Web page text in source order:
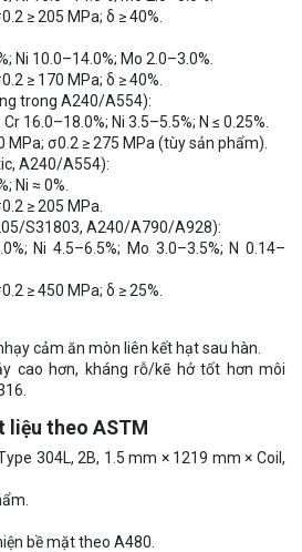
≥ 205 MPa; δ ≥ 40%.
Ni 10.0–14.0%; Mo 2.0–3.0%.
≥ 170 MPa; δ ≥ 40%.
trong A240/A554):
16.0–18.0%; Ni 3.5–5.5%; N ≤ 0.25%.
MPa; σ0.2 ≥ 275 MPa (tùy sản phẩm).
A240/A554):
Ni ≈ 0%.
≥ 205 MPa.
S31803, A240/A790/A928):
Ni 4.5–6.5%; Mo 3.0–3.5%; N 0.14–
≥ 450 MPa; δ ≥ 25%.
cảm ăn mòn liên kết hạt sau hàn.
cao hơn, kháng rỗ/kẽ hở tốt hơn môi
liệu theo ASTM
304L, 2B, 1.5 mm × 1219 mm × Coil,
bề mặt theo A480.